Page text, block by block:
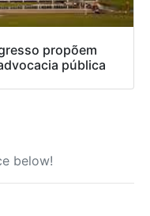
propõem
pública
below!